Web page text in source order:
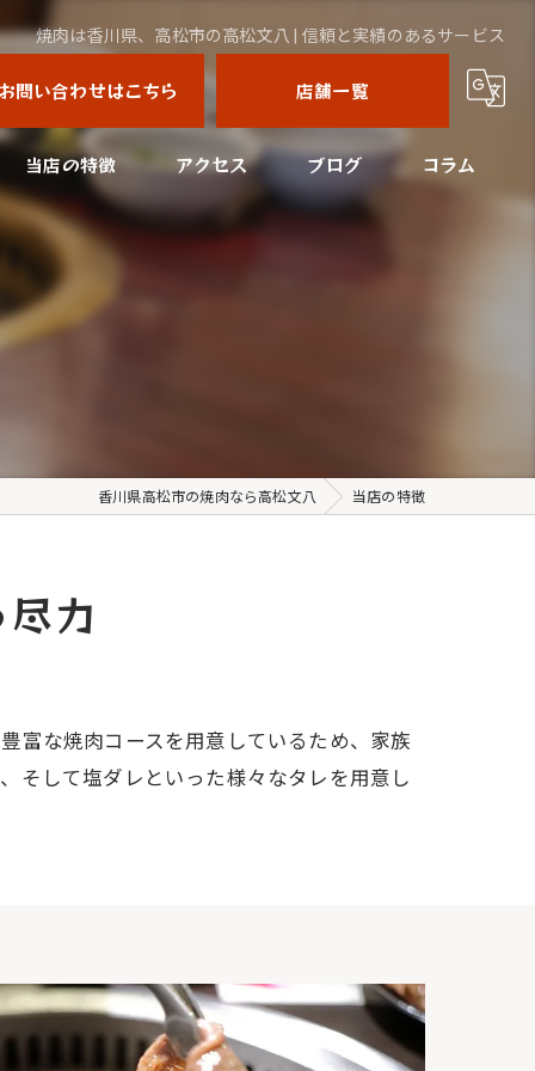
焼肉は香川県、高松市の高松文八 | 信頼と実績のあるサービス
問い合わせはこちら 店舗一覧
当店の特徴
コース
四国中央市の焼肉
アクセス ブログ コラム
香川県高松市の焼肉なら高松文八 当店の特徴
力
富な焼肉コースを用意しているため、家族
そして塩ダレといった様々なタレを用意し